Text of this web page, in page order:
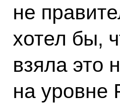
не
хотел бы,
взяла это
на уровне